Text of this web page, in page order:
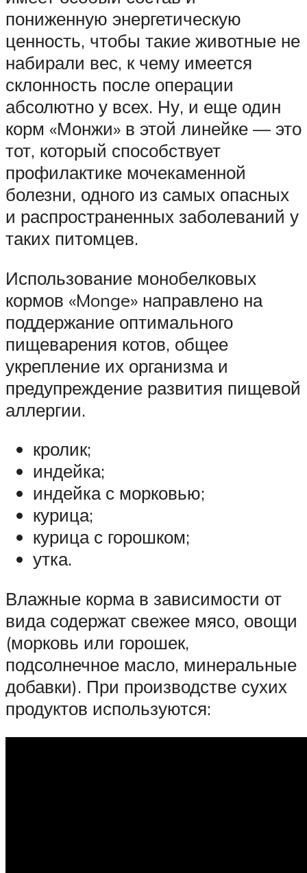
пониженную энергетическую
ценность, чтобы такие животные не
набирали вес, к чему имеется
склонность после операции
абсолютно у всех. Ну, и еще один
корм «Монжи» в этой линейке — это
тот, который способствует
профилактике мочекаменной
болезни, одного из самых опасных
и распространенных заболеваний у
таких питомцев.
Использование монобелковых
кормов «Monge» направлено на
поддержание оптимального
пищеварения котов, общее
укрепление их организма и
предупреждение развития пищевой
аллергии.
кролик;
индейка;
индейка с морковью;
курица;
курица с горошком;
утка.
Влажные корма в зависимости от
вида содержат свежее мясо, овощи
(морковь или горошек,
подсолнечное масло, минеральные
добавки). При производстве сухих
продуктов используются: